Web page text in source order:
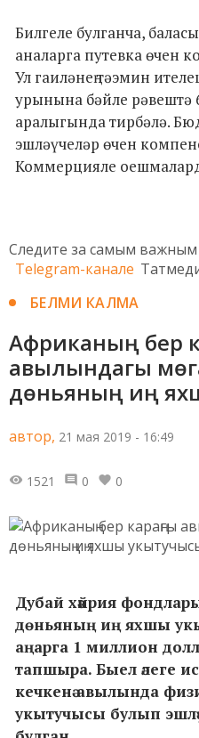
Билгеле булганча,
аналарга путевка өчен
Ул гаиләнең тәэмин
урынына бәйле рәвештә
аралыгында тирбәлә.
эшләүчеләр өчен
Коммерцияле
Следите за самым
Telegram-канале
БЕЛМИ КАЛМА
Африканың бер
авылындагы
дөньяның иң
автор, 21 мая 2019 - 16:49
1521 0 0
Дубай хәйрия
дөньяның иң яхшы
аңарга 1 миллион
тапшыра. Быел әлеге
кечкенә авылында
укытучысы булып